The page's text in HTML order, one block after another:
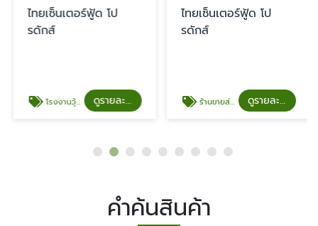
ไทยเซ็นเตอร์ฟู้ด โป
รดักส์
โรงงานวุ้นเส้นถั่วเขียว 100% ดูรายละเอียด
ไทยเซ็นเตอร์ฟู้ด โป
รดักส์
ร้านขายส่งวุ้นเส้น ราคาโรงงาน ดูรายละเอียด
คำค้นสินค้า